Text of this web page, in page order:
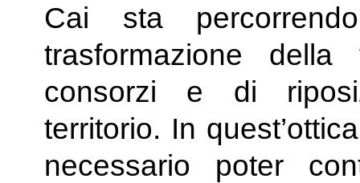
Cai sta
trasformazione
consorzi e di
territorio. In
necessario poter